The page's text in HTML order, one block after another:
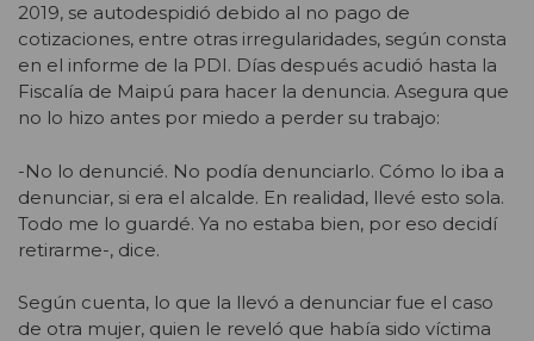
2019, se autodespidió debido al no pago de
cotizaciones, entre otras irregularidades, según consta
en el informe de la PDI. Días después acudió hasta la
Fiscalía de Maipú para hacer la denuncia. Asegura que
no lo hizo antes por miedo a perder su trabajo:
-No lo denuncié. No podía denunciarlo. Cómo lo iba a
denunciar, si era el alcalde. En realidad, llevé esto sola.
Todo me lo guardé. Ya no estaba bien, por eso decidí
retirarme-, dice.
Según cuenta, lo que la llevó a denunciar fue el caso
de otra mujer, quien le reveló que había sido víctima